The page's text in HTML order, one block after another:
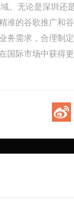
。无论是深圳还
准的谷歌推广和
务需求，合理制
国际市场中获得